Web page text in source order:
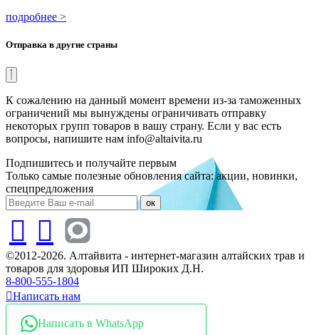
подробнее >
Отправка в другие страны
К сожалению на данный момент времени из-за таможенных
ограничений мы вынуждены ограничивать отправку
некоторых групп товаров в вашу страну. Если у вас есть
вопросы, напишите нам info@altaivita.ru
Подпишитесь и получайте первым
Только самые полезные обновления сайта: акции, новинки,
спецпредложения
ок
©2012-2026. Алтайвита - интернет-магазин алтайских трав и
товаров для здоровья ИП Широких Д.Н.
8-800-555-1804
Написать нам
Написать в WhatsApp